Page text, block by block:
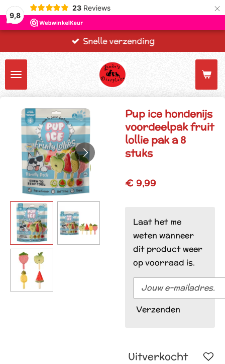
9,8
23 Reviews ×
Snelle verzending
Pup ice hondenijs
voordeelpak fruit
lollie pak a 8
stuks
€ 9,99
Laat het me
weten wanneer
dit product weer
op voorraad is.
Verzenden
Uitverkocht